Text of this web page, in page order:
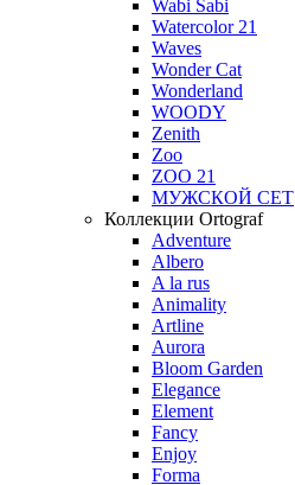
Wabi Sabi
Watercolor 21
Waves
Wonder Cat
Wonderland
WOODY
Zenith
Zoo
ZOO 21
МУЖСКОЙ СЕТ
Коллекции Ortograf
Adventure
Albero
A la rus
Animality
Artline
Aurora
Bloom Garden
Elegance
Element
Fancy
Enjoy
Forma